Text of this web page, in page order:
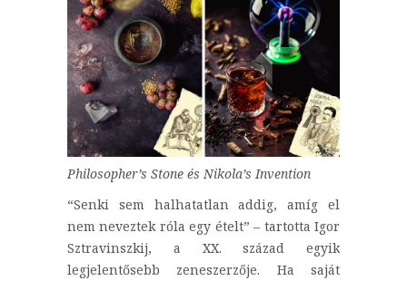
Philosopher’s Stone és Nikola’s Invention
“Senki sem halhatatlan addig, amíg el
nem neveztek róla egy ételt” – tartotta Igor
Sztravinszkij, a XX. század egyik
legjelentősebb zeneszerzője. Ha saját